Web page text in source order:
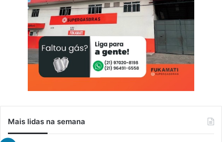
Mais lidas na semana